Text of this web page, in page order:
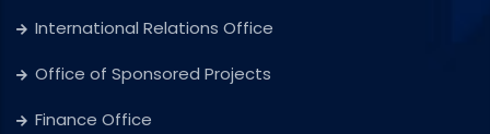
International Relations Office
Office of Sponsored Projects
Finance Office